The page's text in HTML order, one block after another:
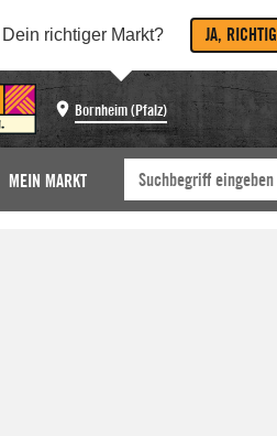
Dein richtiger Markt? JA, RICHTIG
Bornheim (Pfalz)
MEIN MARKT